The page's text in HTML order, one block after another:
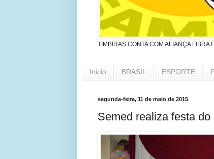
TIMBIRAS CONTA COM ALIANÇA FIBRA
Inicio BRASIL ESPORTE
segunda-feira, 11 de maio de 2015
Semed realiza festa